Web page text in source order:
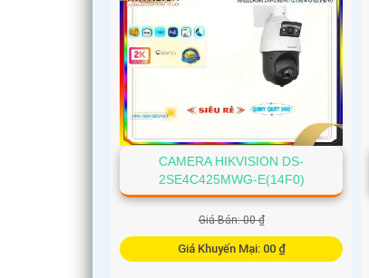
CAMERA HIKVISION DS-
2SE4C425MWG-E(14F0)
Giá Bán: 00 ₫
Giá Khuyến Mại: 00 ₫